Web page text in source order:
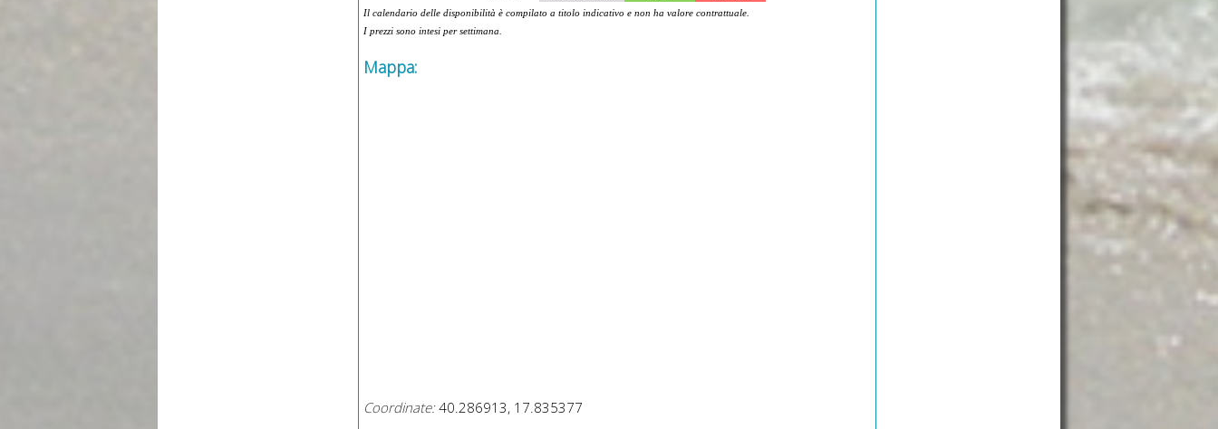
Il calendario delle disponibilità è compilato a titolo indicativo e non ha valore contrattuale.
I prezzi sono intesi per settimana.
Mappa:
Coordinate: 40.286913, 17.835377